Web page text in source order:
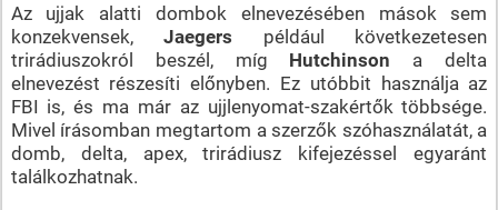
Az ujjak alatti dombok elnevezésében mások sem
konzekvensek,Jaegers például következetesen
trirádiuszokról beszél, míg Hutchinson a delta
elnevezést részesíti előnyben. Ez utóbbit használja az
FBI is, és ma már az ujjlenyomat-szakértők többsége.
Mivel írásomban megtartom a szerzők szóhasználatát, a
domb, delta, apex, trirádiusz kifejezéssel egyaránt
találkozhatnak.